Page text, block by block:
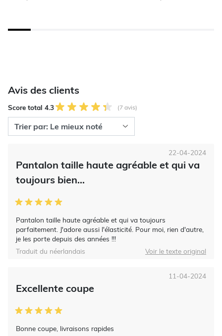
Avis des clients
Score total 4.3 (7 avis)
Pantalon taille haute agréable et qui va
toujours bien...
Pantalon taille haute agréable et qui va toujours
parfaitement. J'adore aussi l'élasticité. Pour moi, rien d'autre,
je les porte depuis des années !!!
22-04-2024
Traduit du néerlandais Voir le texte original
Excellente coupe
Bonne coupe, livraisons rapides
11-04-2024